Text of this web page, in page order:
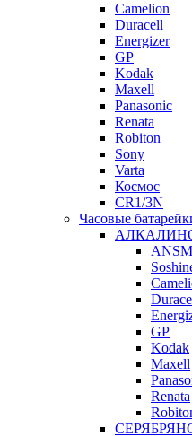
Camelion
Duracell
Energizer
GP
Kodak
Maxell
Panasonic
Renata
Robiton
Sony
Varta
Космос
CR1/3N
Часовые
GP
Kodak
Maxell
Renata